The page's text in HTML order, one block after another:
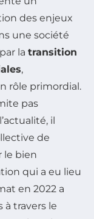
des enjeux
une société
la transition
,
rôle primordial.
pas
il
de
le bien
qui a eu lieu
en 2022 a
à travers le